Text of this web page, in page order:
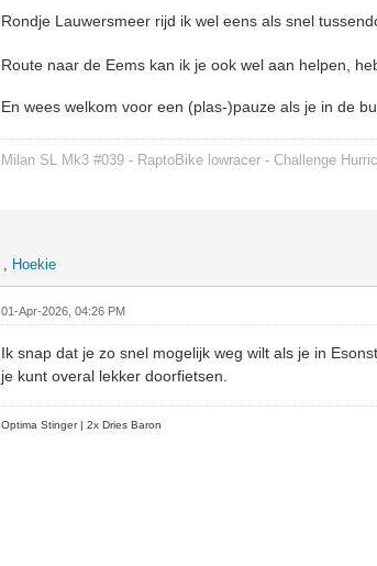
Rondje Lauwersmeer rijd ik wel eens als snel
Route naar de Eems kan ik je ook wel aan helpen,
En wees welkom voor een (plas-)pauze als je in de
Milan SL Mk3 #039 - RaptoBike lowracer - Challenge
, Hoekie
01-Apr-2026, 04:26 PM
Ik snap dat je zo snel mogelijk weg wilt als je in
je kunt overal lekker doorfietsen.
Optima Stinger |2x Dries Baron